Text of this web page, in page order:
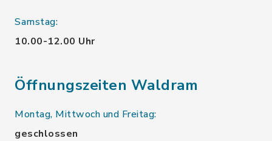
Samstag:
10.00-12.00 Uhr
Öffnungszeiten Waldram
Montag, Mittwoch und Freitag:
geschlossen